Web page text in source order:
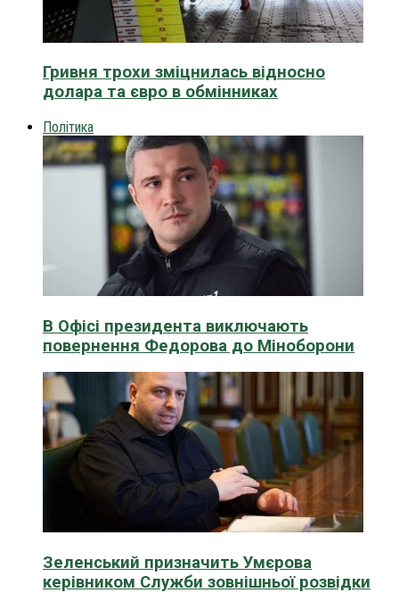
Гривня трохи зміцнилась відносно
долара та євро в обмінниках
Політика
В Офісі президента виключають
повернення Федорова до Міноборони
Зеленський призначить Умєрова
керівником Служби зовнішньої розвідки